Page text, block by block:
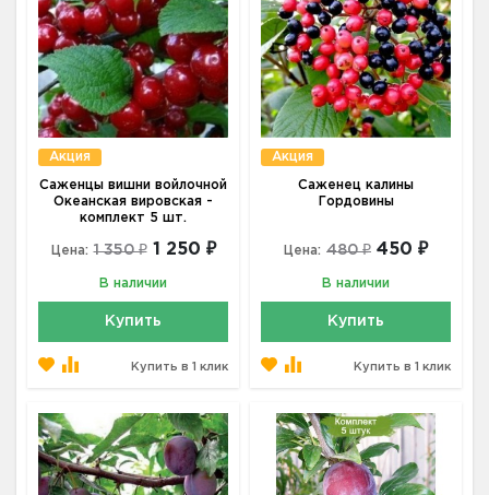
Акция
Саженцы вишни войлочной
Океанская вировская -
комплект 5 шт.
Цена: 1 350 ₽ 1 250 ₽
В наличии
Купить
Купить в 1 клик
Акция
Саженец калины
Гордовины
Цена: 480 ₽ 450 ₽
В наличии
Купить
Купить в 1 клик